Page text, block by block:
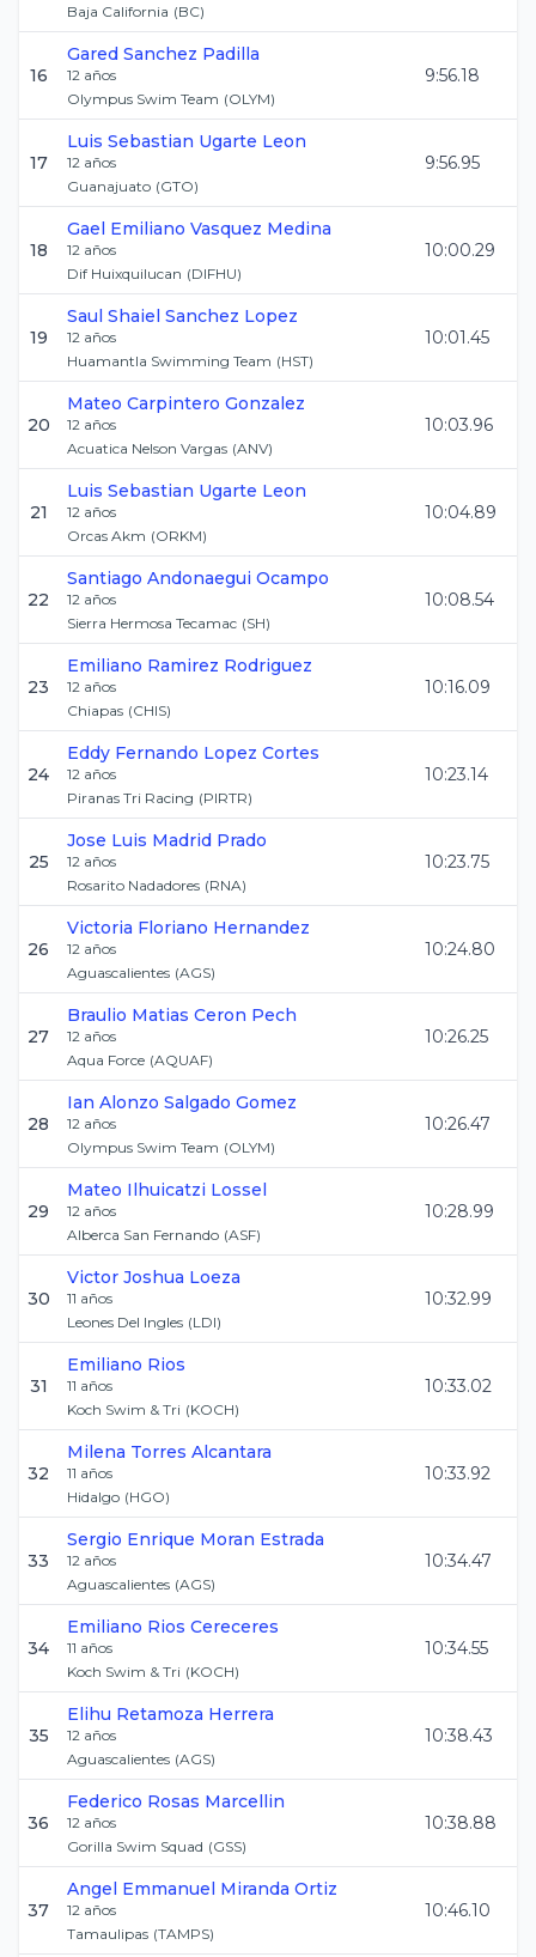
Baja California (BC)
16
Gared Sanchez Padilla
12 años
Olympus Swim Team (OLYM)
9:56.18
17
Luis Sebastian Ugarte Leon
12 años
Guanajuato (GTO)
9:56.95
18
Gael Emiliano Vasquez Medina
12 años
Dif Huixquilucan (DIFHU)
10:00.29
19
Saul Shaiel Sanchez Lopez
12 años
Huamantla Swimming Team (HST)
10:01.45
20
Mateo Carpintero Gonzalez
12 años
Acuatica Nelson Vargas (ANV)
10:03.96
21
Luis Sebastian Ugarte Leon
12 años
Orcas Akm (ORKM)
10:04.89
22
Santiago Andonaegui Ocampo
12 años
Sierra Hermosa Tecamac (SH)
10:08.54
23
Emiliano Ramirez Rodriguez
12 años
Chiapas (CHIS)
10:16.09
24
Eddy Fernando Lopez Cortes
12 años
Piranas Tri Racing (PIRTR)
10:23.14
25
Jose Luis Madrid Prado
12 años
Rosarito Nadadores (RNA)
10:23.75
26
Victoria Floriano Hernandez
12 años
Aguascalientes (AGS)
10:24.80
27
Braulio Matias Ceron Pech
12 años
Aqua Force (AQUAF)
10:26.25
28
Ian Alonzo Salgado Gomez
12 años
Olympus Swim Team (OLYM)
10:26.47
29
Mateo Ilhuicatzi Lossel
12 años
Alberca San Fernando (ASF)
10:28.99
30
Victor Joshua Loeza
11 años
Leones Del Ingles (LDI)
10:32.99
31
Emiliano Rios
11 años
Koch Swim & Tri (KOCH)
10:33.02
32
Milena Torres Alcantara
11 años
Hidalgo (HGO)
10:33.92
33
Sergio Enrique Moran Estrada
12 años
Aguascalientes (AGS)
10:34.47
34
Emiliano Rios Cereceres
11 años
Koch Swim & Tri (KOCH)
10:34.55
35
Elihu Retamoza Herrera
12 años
Aguascalientes (AGS)
10:38.43
36
Federico Rosas Marcellin
12 años
Gorilla Swim Squad (GSS)
10:38.88
37
Angel Emmanuel Miranda Ortiz
12 años
Tamaulipas (TAMPS)
10:46.10